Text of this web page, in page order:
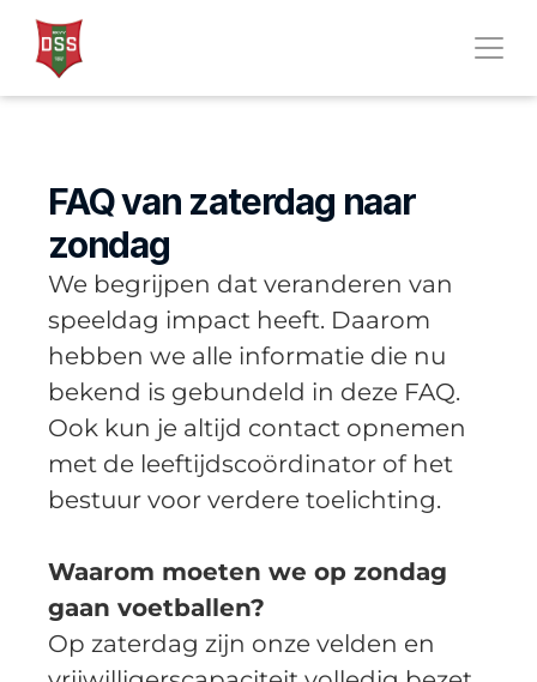
FAQ van zaterdag naar
zondag
We begrijpen dat veranderen van
speeldag impact heeft. Daarom
hebben we alle informatie die nu
bekend is gebundeld in deze FAQ.
Ook kun je altijd contact opnemen
met de leeftijdscoördinator of het
bestuur voor verdere toelichting.
Waarom moeten we op zondag
gaan voetballen?
Op zaterdag zijn onze velden en